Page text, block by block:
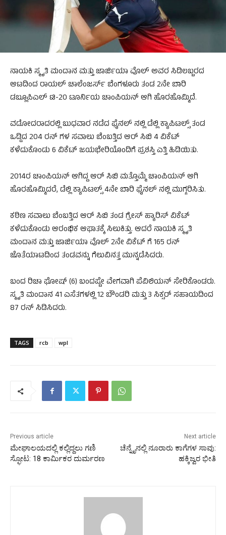
ನಾಯಕಿ ಸ್ಮೃತಿ ಮಂದಾನ ಮತ್ತು ಜಾರ್ಜಿಯಾ ವೊಲ್ ಅವರ ಸಿಡಿಲಬ್ಬರದ
ಆಟದಿಂದ ರಾಯಲ್ ಚಾಲೆಂಜರ್ಸ್ ಬೆಂಗಳೂರು ತಂಡ 2ನೇ ಬಾರಿ
ಡಬ್ಲೂಪಿಎಲ್ ಟಿ-20 ಟೂರ್ನಿಯ ಚಾಂಪಿಯನ್ ಆಗಿ ಹೊರಹೊಮ್ಮಿದೆ.
ವಡೋದರಾದರಲ್ಲಿ ಬುಧವಾರ ನಡೆದ ಫೈನಲ್ ನಲ್ಲಿ ಡೆಲ್ಲಿ ಕ್ಯಾಪಿಟಲ್ಸ್ ತಂಡ
ಒಡ್ಡಿದ 204 ರನ್ ಗಳ ಸವಾಲು ಬೆಂಬತ್ತಿದ ಆರ್ ಸಿಬಿ 4 ವಿಕೆಟ್
ಕಳೆದುಕೊಂಡು 6 ವಿಕೆಟ್ ಜಯಭೇರಿಯೊಂದಿಗೆ ಪ್ರಶಸ್ತಿ ಎತ್ತಿ ಹಿಡಿಯಿತು.
2014ರ ಚಾಂಪಿಯನ್ ಆಗಿದ್ದ ಆರ್ ಸಿಬಿ ಮತ್ತೊಮ್ಮೆ ಚಾಂಪಿಯನ್ ಆಗಿ
ಹೊರಹೊಮ್ಮಿದರೆ, ಡೆಲ್ಲಿ ಕ್ಯಾಪಿಟಲ್ಸ್ 4ನೇ ಬಾರಿ ಫೈನಲ್ ನಲ್ಲಿ ಮುಗ್ಗರಿಸಿತು.
ಕಠಿಣ ಸವಾಲು ಬೆಂಬತ್ತಿದ ಆರ್ ಸಿಬಿ ತಂಡ ಗ್ರೇಸ್ ಹ್ಯಾರಿಸ್ ವಿಕೆಟ್
ಕಳೆದುಕೊಂಡು ಆರಂಭಿಕ ಆಘಾತಕ್ಕೆ ಸಿಲುಕಿತ್ತು. ಆದರೆ ನಾಯಕಿ ಸ್ಮೃತಿ
ಮಂದಾನ ಮತ್ತು ಜಾರ್ಜಿಯಾ ವೊಲ್ 2ನೇ ವಿಕೆಟ್ ಗೆ 165 ರನ್
ಜೊತೆಯಾಟದಿಂದ ತಂಡವನ್ನು ಗೆಲುವಿನತ್ತ ಮುನ್ನಡೆಸಿದರು.
ಬಂದ ರಿಚಾ ಘೋಷ್ (6) ಬಂದಷ್ಟೇ ವೇಗವಾಗಿ ಪೆವಿಲಿಯನ್ ಸೇರಿಕೊಂಡರು.
ಸ್ಮೃತಿ ಮಂದಾನ 41 ಎಸೆತಗಳಲ್ಲಿ 12 ಬೌಂಡರಿ ಮತ್ತು 3 ಸಿಕ್ಸರ್ ಸಹಾಯದಿಂದ
87 ರನ್ ಸಿಡಿಸಿದರು.
TAGS rcb wpl
Previous article
ಮೇಘಾಲಯದಲ್ಲಿ ಕಲ್ಲಿದ್ದಲು ಗಣಿ
ಸ್ಫೋಟ: 18 ಕಾರ್ಮಿಕರ ದುರ್ಮರಣ
Next article
ಚೆನ್ನೈನಲ್ಲಿ ನೂರಾರು ಕಾಗೆಗಳ ಸಾವು:
ಹಕ್ಕಿಜ್ವರ ಭೀತಿ